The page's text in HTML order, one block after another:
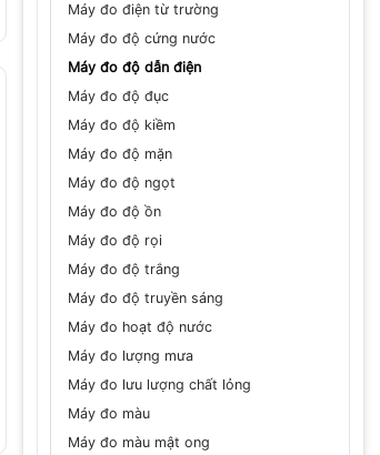
Máy đo điện từ trường
Máy đo độ cứng nước
Máy đo độ dẫn điện
Máy đo độ đục
Máy đo độ kiềm
Máy đo độ mặn
Máy đo độ ngọt
Máy đo độ ồn
Máy đo độ rọi
Máy đo độ trắng
Máy đo độ truyền sáng
Máy đo hoạt độ nước
Máy đo lượng mưa
Máy đo lưu lượng chất lỏng
Máy đo màu
Máy đo màu mật ong